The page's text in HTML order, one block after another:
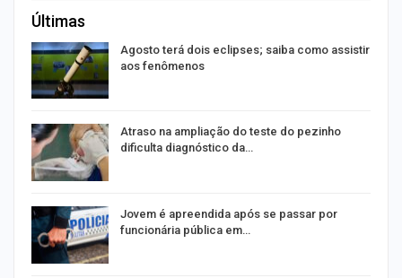
Últimas
Agosto terá dois eclipses; saiba como assistir
aos fenômenos
Atraso na ampliação do teste do pezinho
dificulta diagnóstico da…
Jovem é apreendida após se passar por
funcionária pública em…